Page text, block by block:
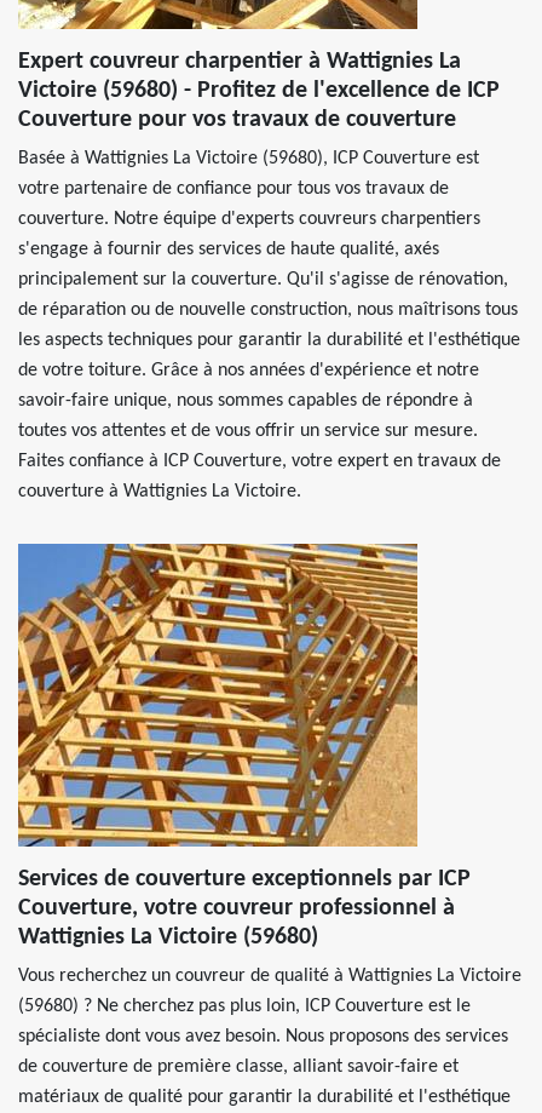
Expert couvreur charpentier à Wattignies La
Victoire (59680) - Profitez de l'excellence de ICP
Couverture pour vos travaux de couverture
Basée à Wattignies La Victoire (59680), ICP Couverture est
votre partenaire de confiance pour tous vos travaux de
couverture. Notre équipe d'experts couvreurs charpentiers
s'engage à fournir des services de haute qualité, axés
principalement sur la couverture. Qu'il s'agisse de rénovation,
de réparation ou de nouvelle construction, nous maîtrisons tous
les aspects techniques pour garantir la durabilité et l'esthétique
de votre toiture. Grâce à nos années d'expérience et notre
savoir-faire unique, nous sommes capables de répondre à
toutes vos attentes et de vous offrir un service sur mesure.
Faites confiance à ICP Couverture, votre expert en travaux de
couverture à Wattignies La Victoire.
Services de couverture exceptionnels par ICP
Couverture, votre couvreur professionnel à
Wattignies La Victoire (59680)
Vous recherchez un couvreur de qualité à Wattignies La Victoire
(59680) ? Ne cherchez pas plus loin, ICP Couverture est le
spécialiste dont vous avez besoin. Nous proposons des services
de couverture de première classe, alliant savoir-faire et
matériaux de qualité pour garantir la durabilité et l'esthétique